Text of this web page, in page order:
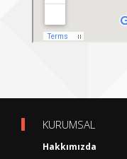
KURUMSAL
Hakkımızda